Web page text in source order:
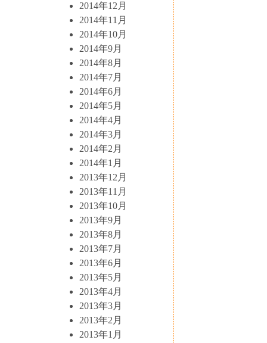
2014年12月
2014年11月
2014年10月
2014年9月
2014年8月
2014年7月
2014年6月
2014年5月
2014年4月
2014年3月
2014年2月
2014年1月
2013年12月
2013年11月
2013年10月
2013年9月
2013年8月
2013年7月
2013年6月
2013年5月
2013年4月
2013年3月
2013年2月
2013年1月